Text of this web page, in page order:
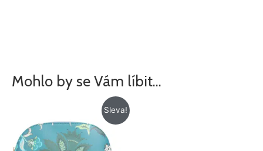
Mohlo by se Vám líbit…
Sleva!
byla:
425 Kč.
Aktuální
cena
je:
345 Kč.